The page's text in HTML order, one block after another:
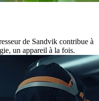
de Sandvik contribue à
un appareil à la fois.